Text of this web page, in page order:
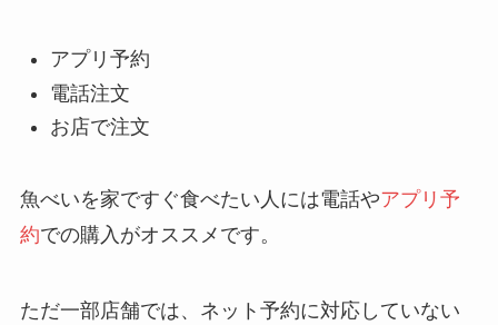
アプリ予約
電話注文
お店で注文
魚べいを家ですぐ食べたい人には電話やアプリ 予
約での購入がオススメです。
ただ一部店舗では、ネット予約に対応していない